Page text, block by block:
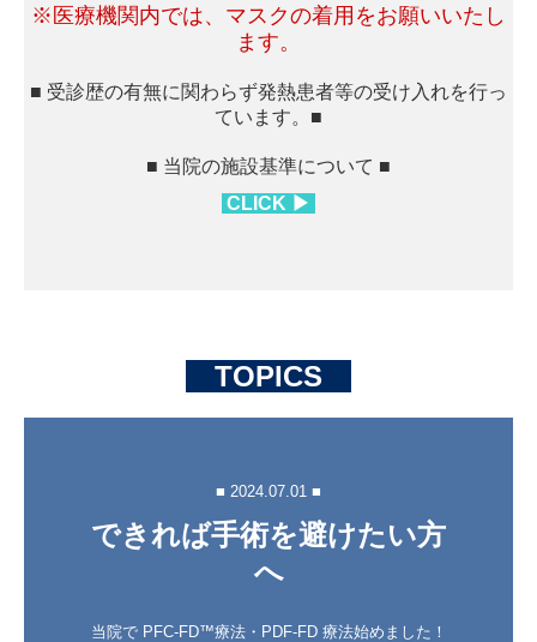
※医療機関内では、マスクの着用をお願いいたし
ます。
■ 受診歴の有無に関わらず発熱患者等の受け入れを行っ
ています。■
■ 当院の施設基準について ■
CLICK ▶
TOPICS
■ 2024.07.01 ■
できれば手術を避けたい方
へ
当院で PFC-FD™療法・PDF-FD 療法始めました！